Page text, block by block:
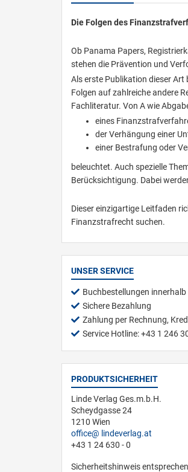
Die Folgen des
Ob Panama Papers,
stehen die Prävention und
Als erste Publikation dieser
Folgen auf zahlreiche andere
Fachliteratur. Von A wie
eines
der Verhängung einer
einer Bestrafung oder
beleuchtet. Auch spezielle
Berücksichtigung. Dabei
Dieser einzigartige Leitfaden
Finanzstrafrecht suchen.
UNSER SERVICE
Buchbestellungen
Sichere Bezahlung
Zahlung per Rechnung,
Service Hotline: +43 1 246
PRODUKTSICHERHEIT
Linde Verlag Ges.m.b.H.
Scheydgasse 24
1210 Wien
office
lindeverlag.at
+43 1 24 630 - 0
Sicherheitshinweis